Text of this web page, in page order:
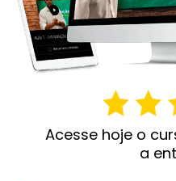
Acesse hoje o
a